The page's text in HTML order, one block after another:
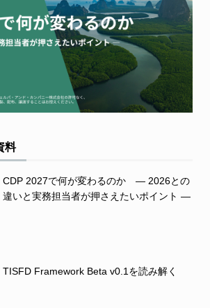
料
CDP 2027で何が変わるのか ― 2026との
違いと実務担当者が押さえたいポイント ―
TISFD Framework Beta v0.1を読み解く